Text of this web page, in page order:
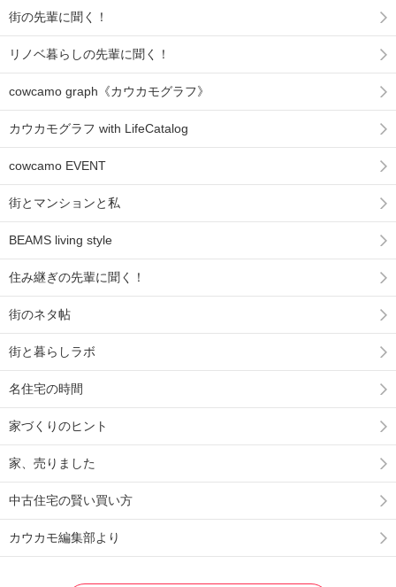
街の先輩に聞く！
リノベ暮らしの先輩に聞く！
cowcamo graph《カウカモグラフ》
カウカモグラフ with LifeCatalog
cowcamo EVENT
街とマンションと私
BEAMS living style
住み継ぎの先輩に聞く！
街のネタ帖
街と暮らしラボ
名住宅の時間
家づくりのヒント
家、売りました
中古住宅の賢い買い方
カウカモ編集部より